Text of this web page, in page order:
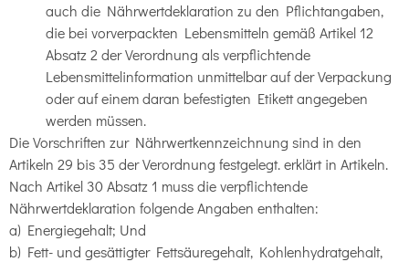
auch die Nährwertdeklaration zu den Pflichtangaben,
die bei vorverpackten Lebensmitteln gemäß Artikel 12
Absatz 2 der Verordnung als verpflichtende
Lebensmittelinformation unmittelbar auf der Verpackung
oder auf einem daran befestigten Etikett angegeben
werden müssen.
Die Vorschriften zur Nährwertkennzeichnung sind in den
Artikeln 29 bis 35 der Verordnung festgelegt. erklärt in Artikeln.
Nach Artikel 30 Absatz 1 muss die verpflichtende
Nährwertdeklaration folgende Angaben enthalten:
a) Energiegehalt; Und
b) Fett- und gesättigter Fettsäuregehalt, Kohlenhydratgehalt,